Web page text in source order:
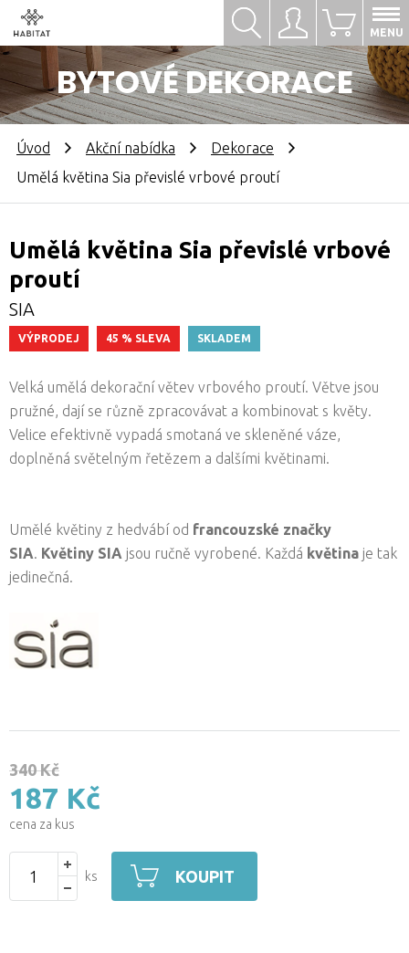
Přihlásit se
BYTOVÉ DEKORACE
0
MENU
Hledat
Úvod Akční nabídka
Dekorace
Umělá květina Sia převislé vrbové proutí
Umělá květina Sia převislé vrbové
proutí
SIA
VÝPRODEJ 45 % SLEVA SKLADEM
Velká umělá dekorační větev vrbového proutí. Větve jsou
pružné, dají se různě zpracovávat a kombinovat s květy.
Velice efektivně vypadá smotaná ve skleněné váze,
doplněná světelným řetězem a dalšími květinami.
Umělé květiny z hedvábí od francouzské značky
SIA. Květiny SIA jsou ručně vyrobené. Každá květina je tak
jedinečná.
340 Kč
187 Kč
cena za kus
ks KOUPIT